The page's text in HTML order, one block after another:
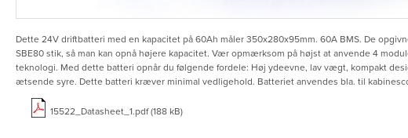
Dette 24V driftbatteri med en kapacitet på 60Ah måler 350x280x95mm. 60A BMS. De
SBE80 stik, så man kan opnå højere kapacitet. Vær opmærksom på højst at anvende 4
teknologi. Med dette batteri opnår du følgende fordele: Høj ydeevne, lav vægt, kompakt
ætsende syre. Dette batteri kræver minimal vedligehold. Batteriet anvendes bla. til
15522_Datasheet_1.pdf (188 kB)